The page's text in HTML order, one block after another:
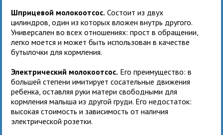
Шприцевой молокоотсос. Состоит из двух
цилиндров, один из которых вложен внутрь другого.
Универсален во всех отношениях: прост в обращении,
легко моется и может быть использован в качестве
бутылочки для кормления.
Электрический молокоотсос. Его преимущество: в
большей степени имитирует сосательные движения
ребенка, оставляя руки матери свободными для
кормления малыша из другой груди. Его недостаток:
высокая стоимость и зависимость от наличия
электрической розетки.